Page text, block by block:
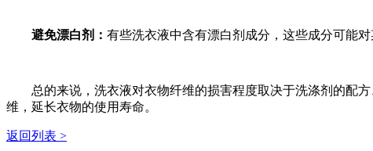
避免漂白剂： 有些洗衣液中含有漂白剂成分，这些成分可能
总的来说，洗衣液对衣物纤维的损害程度取决于洗涤剂的配方
维，延长衣物的使用寿命。
返回列表 >